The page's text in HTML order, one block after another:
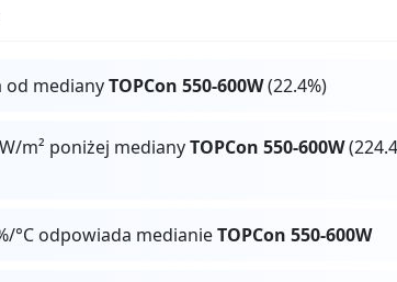
od medianyTOPCon 550-600W(22.4%)
m² poniżej medianyTOPCon 550-600W
°C odpowiada medianieTOPCon 550-600W